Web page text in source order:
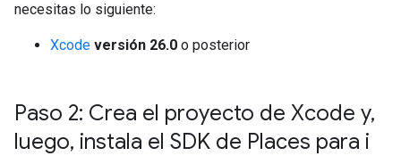
necesitas lo siguiente:
Xcode versión 26.0 o posterior
Paso 2: Crea el proyecto de Xcode y,
luego, instala el SDK de Places para i